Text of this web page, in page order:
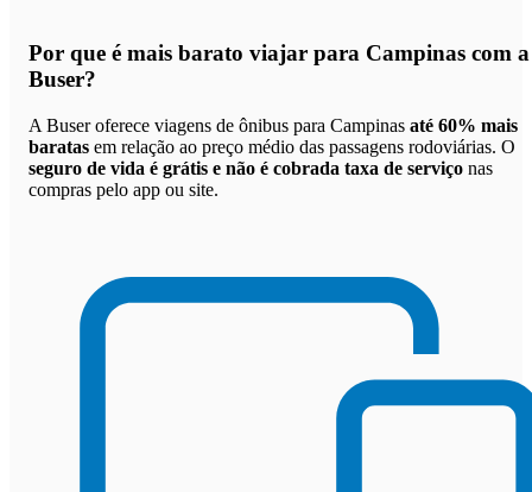
Por que é mais barato viajar para Campinas com a
Buser?
A Buser oferece viagens de ônibus para Campinas até 60% mais
baratas em relação ao preço médio das passagens rodoviárias. O
seguro de vida é grátis e não é cobrada taxa de serviço nas
compras pelo app ou site.